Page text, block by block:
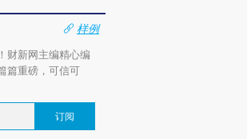
样例
财新网主编精心编
篇重磅，可信可
订阅